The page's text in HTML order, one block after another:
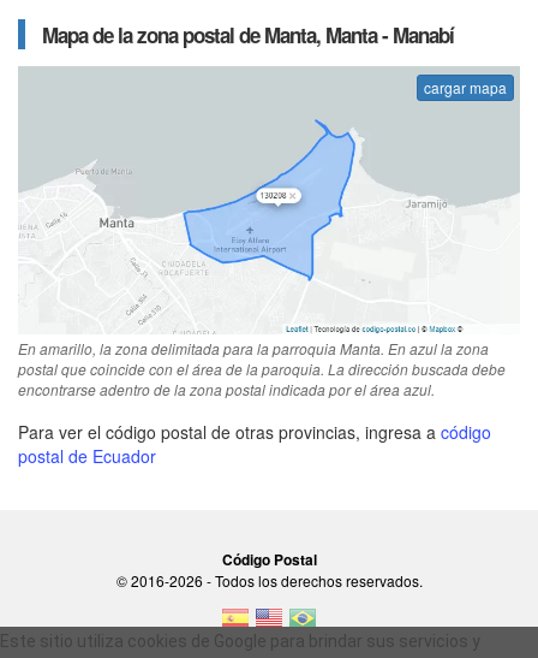
Mapa de la zona postal de Manta, Manta - Manabí
cargar mapa
En amarillo, la zona delimitada para la parroquia Manta. En azul la zona
postal que coincide con el área de la paroquia. La dirección buscada debe
encontrarse adentro de la zona postal indicada por el área azul.
Para ver el código postal de otras provincias, ingresa a código
postal de Ecuador
Código Postal
© 2016-2026 - Todos los derechos reservados.
Este sitio utiliza cookies de Google para brindar sus servicios y